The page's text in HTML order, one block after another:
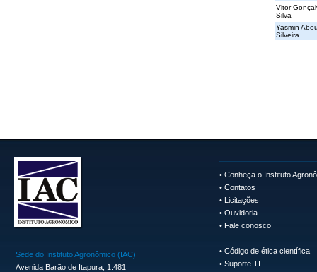
Vitor
Silva
Yasmin
Silveira
Sede do Instituto Agronômico (IAC)
Avenida Barão de Itapura, 1.481
• Conheça o Instituto
• Contatos
• Licitações
• Ouvidoria
• Fale conosco
• Código de ética científica
• Suporte TI